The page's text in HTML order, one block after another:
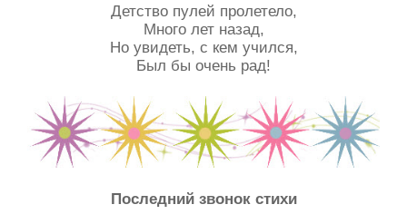
Детство пулей пролетело,
Много лет назад,
Но увидеть, с кем учился,
Был бы очень рад!
Последний звонок стихи